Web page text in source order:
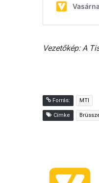
Vezetőkép: A
Forrás: MTI
Címke